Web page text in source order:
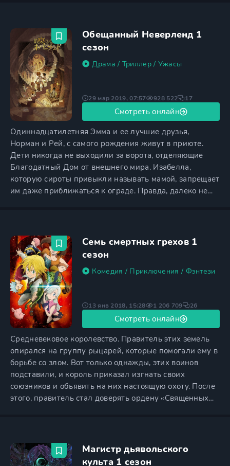
хочет стать частью именно этой гильдии. Девушка
молода и красива, и
Обещанный Неверленд 1
сезон
Драма / Триллер/ Ужасы
Одиннадцатилетняя Эмма и ее лучшие друзья,
Норман и Рей, с самого рождения живут в приюте.
Дети никогда не выходили за ворота, отделяющие
Благодатный Дом от внешнего мира. Изабелла,
которую сироты привыкли называть мамой, запрещает
им даже приближаться к ограде. Правда, далеко не
уверен, что все слова мамы являются ложью.
Несмотря на то, что их вполне
29 мар 2019, 07:57 928 522 17
Смотреть онлайн
Семь смертных грехов 1
сезон
Комедия / Приключения / Фэнтези
Средневековое королевство. Правитель этих земель
опирался на группу рыцарей, которые помогали ему в
борьбе со злом. Вот только однажды, этих воинов
подставили, и король приказал изгнать своих
союзников и объявить на них настоящую охоту. После
этого, правитель стал доверять ордену «Священных
небольшую деревню, чтобы найти изгнанных воинов
под
13 янв 2018, 15:28 1 206 709 26
Смотреть онлайн
Магистр дьявольского
культа 1 сезон